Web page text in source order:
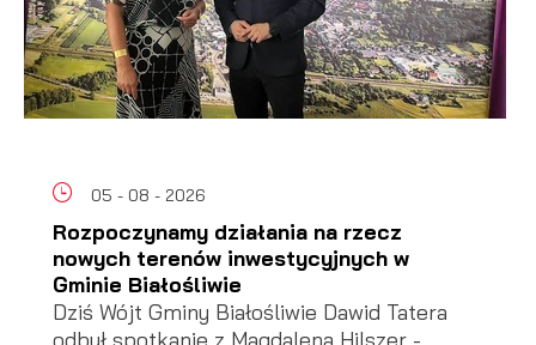
05 - 08 - 2026
Rozpoczynamy działania na rzecz
nowych terenów inwestycyjnych w
Gminie Białośliwie
Dziś Wójt Gminy Białośliwie Dawid Tatera
odbył spotkanie z Magdaleną Hilszer -